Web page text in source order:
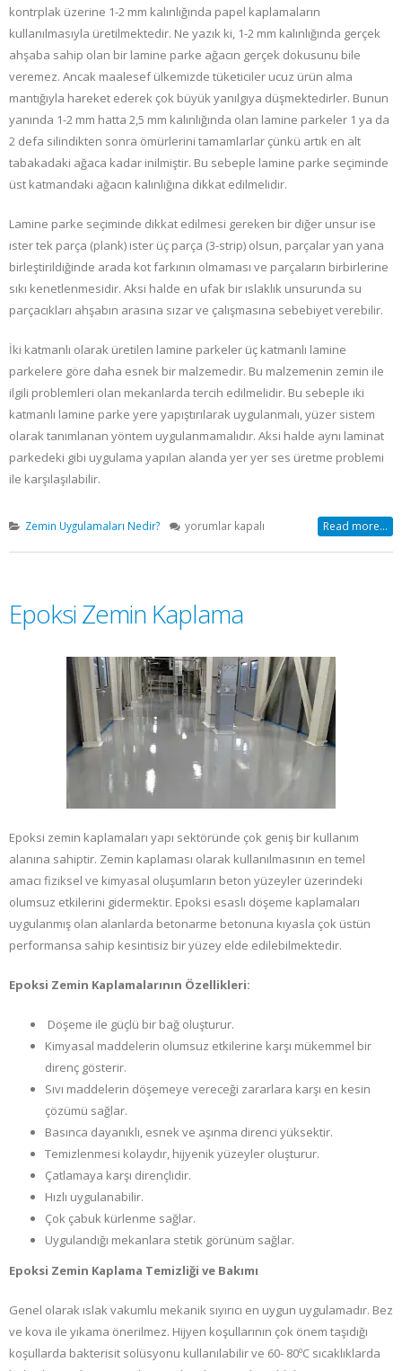
kontrplak üzerine 1-2 mm kalınlığında papel kaplamaların
kullanılmasıyla üretilmektedir. Ne yazık ki, 1-2 mm kalınlığında gerçek
ahşaba sahip olan bir lamine parke ağacın gerçek dokusunu bile
veremez. Ancak maalesef ülkemizde tüketiciler ucuz ürün alma
mantığıyla hareket ederek çok büyük yanılgıya düşmektedirler. Bunun
yanında 1-2 mm hatta 2,5 mm kalınlığında olan lamine parkeler 1 ya da
2 defa silindikten sonra ömürlerini tamamlarlar çünkü artık en alt
tabakadaki ağaca kadar inilmiştir. Bu sebeple lamine parke seçiminde
üst katmandaki ağacın kalınlığına dikkat edilmelidir.
Lamine parke seçiminde dikkat edilmesi gereken bir diğer unsur ise
ister tek parça (plank) ister üç parça (3-strip) olsun, parçalar yan yana
birleştirildiğinde arada kot farkının olmaması ve parçaların birbirlerine
sıkı kenetlenmesidir. Aksi halde en ufak bir ıslaklık unsurunda su
parçacıkları ahşabın arasına sızar ve çalışmasına sebebiyet verebilir.
İki katmanlı olarak üretilen lamine parkeler üç katmanlı lamine
parkelere göre daha esnek bir malzemedir. Bu malzemenin zemin ile
ilgili problemleri olan mekanlarda tercih edilmelidir. Bu sebeple iki
katmanlı lamine parke yere yapıştırılarak uygulanmalı, yüzer sistem
olarak tanımlanan yöntem uygulanmamalıdır. Aksi halde aynı laminat
parkedeki gibi uygulama yapılan alanda yer yer ses üretme problemi
ile karşılaşılabilir.
Zemin Uygulamaları Nedir?
Lamine
yorumlar kapalı Read more...
Epoksi Zemin Kaplama
Epoksi zemin kaplamaları yapı sektöründe çok geniş bir kullanım
alanına sahiptir. Zemin kaplaması olarak kullanılmasının en temel
amacı fiziksel ve kimyasal oluşumların beton yüzeyler üzerindeki
olumsuz etkilerini gidermektir. Epoksi esaslı döşeme kaplamaları
uygulanmış olan alanlarda betonarme betonuna kıyasla çok üstün
performansa sahip kesintisiz bir yüzey elde edilebilmektedir.
Epoksi Zemin Kaplamalarının Özellikleri:
Döşeme ile güçlü bir bağ oluşturur.
Kimyasal maddelerin olumsuz etkilerine karşı mükemmel bir
direnç gösterir.
Sıvı maddelerin döşemeye vereceği zararlara karşı en kesin
çözümü sağlar.
Basınca dayanıklı, esnek ve aşınma direnci yüksektir.
Temizlenmesi kolaydır, hijyenik yüzeyler oluşturur.
Çatlamaya karşı dirençlidir.
Hızlı uygulanabilir.
Çok çabuk kürlenme sağlar.
Uygulandığı mekanlara stetik görünüm sağlar.
Epoksi Zemin Kaplama Temizliği ve Bakımı
Genel olarak ıslak vakumlu mekanik sıyırıcı en uygun uygulamadır. Bez
ve kova ile yıkama önerilmez. Hijyen koşullarının çok önem taşıdığı
koşullarda bakterisit solüsyonu kullanılabilir ve 60- 80ºC sıcaklıklarda